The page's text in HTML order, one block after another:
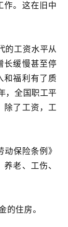
作。这在旧中
的工资水平从
长缓慢甚至停
和福利有了质
，全国职工平
除了工资，工
动保险条例》
老、工伤、
的住房。